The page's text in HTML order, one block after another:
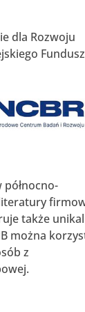
dla Rozwoju
literatury
także
można
z